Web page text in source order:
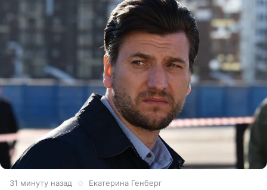
31 минуту назад Екатерина Генберг